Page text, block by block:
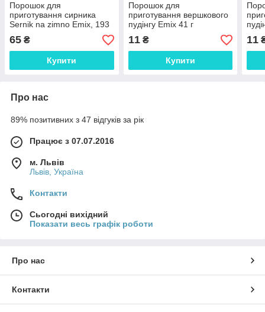
Порошок для
приготування сирника
Sernik na zimno Emix, 193
гр
65 ₴
Купити
Порошок для
приготування вершкового
пудінгу Emix 41 г
11₴
Купити
11
Про нас
89% позитивних з 47 відгуків за рік
Працює з 07.07.2016
м. Львів
Львів, Україна
Контакти
Сьогодні вихідний
Показати весь графік роботи
Про нас
Контакти